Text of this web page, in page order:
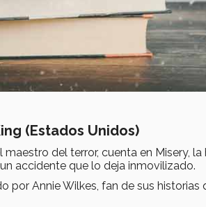
(Estados Unidos)
maestro del terror, cuenta en Misery,
accidente que lo deja inmovilizado.
por Annie Wilkes, fan de sus